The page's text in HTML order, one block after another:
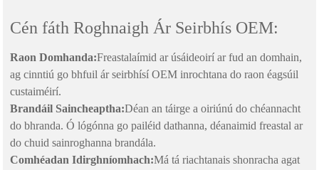
Cén fáth Roghnaigh Ár Seirbhís OEM:
Raon Domhanda:Freastalaímid ar úsáideoirí ar fud an domhain,
ag cinntiú go bhfuil ár seirbhísí OEM inrochtana do raon éagsúil
custaiméirí.
Brandáil Saincheaptha:Déan an táirge a oiriúnú do chéannacht
do bhranda. Ó lógónna go pailéid dathanna, déanaimid freastal ar
do chuid sainroghanna brandála.
Comhéadan Idirghníomhach:Má tá riachtanais shonracha agat